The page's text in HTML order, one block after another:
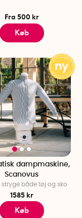
Fra 500 kr
Køb
dampmaskine,
Scanovus
stryge både tøj og sko
1585 kr
Køb